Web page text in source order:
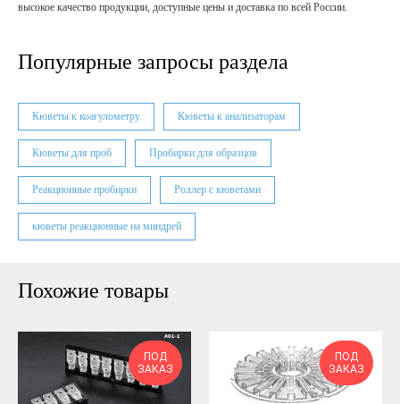
высокое качество продукции, доступные цены и доставка по всей России.
Популярные запросы раздела
Кюветы к коагулометру Кюветы к анализаторам
Кюветы для проб Пробирки для образцов
Реакционные пробирки Роллер с кюветами
кюветы реакционные на миндрей
Похожие товары
ПОД
ЗАКАЗ
ПОД
ЗАКАЗ